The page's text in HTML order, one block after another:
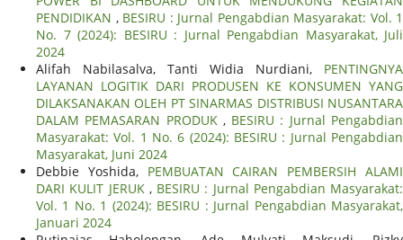
PENDIDIKAN , BESIRU : Jurnal Pengabdian Masyarakat: Vol. 1
No. 7 (2024): BESIRU : Jurnal Pengabdian Masyarakat, Juli
2024
Alifah Nabilasalva, Tanti Widia Nurdiani, PENTINGNYA
LAYANAN LOGITIK DARI PRODUSEN KE KONSUMEN YANG
DILAKSANAKAN OLEH PT SINARMAS DISTRIBUSI NUSANTARA
DALAM PEMASARAN PRODUK , BESIRU : Jurnal Pengabdian
Masyarakat: Vol. 1 No. 6 (2024): BESIRU : Jurnal Pengabdian
Masyarakat, Juni 2024
Debbie Yoshida, PEMBUATAN CAIRAN PEMBERSIH ALAMI
DARI KULIT JERUK , BESIRU : Jurnal Pengabdian Masyarakat:
Vol. 1 No. 1 (2024): BESIRU : Jurnal Pengabdian Masyarakat,
Januari 2024